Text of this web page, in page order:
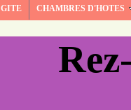
GITE CHAMBRES D'HOTES